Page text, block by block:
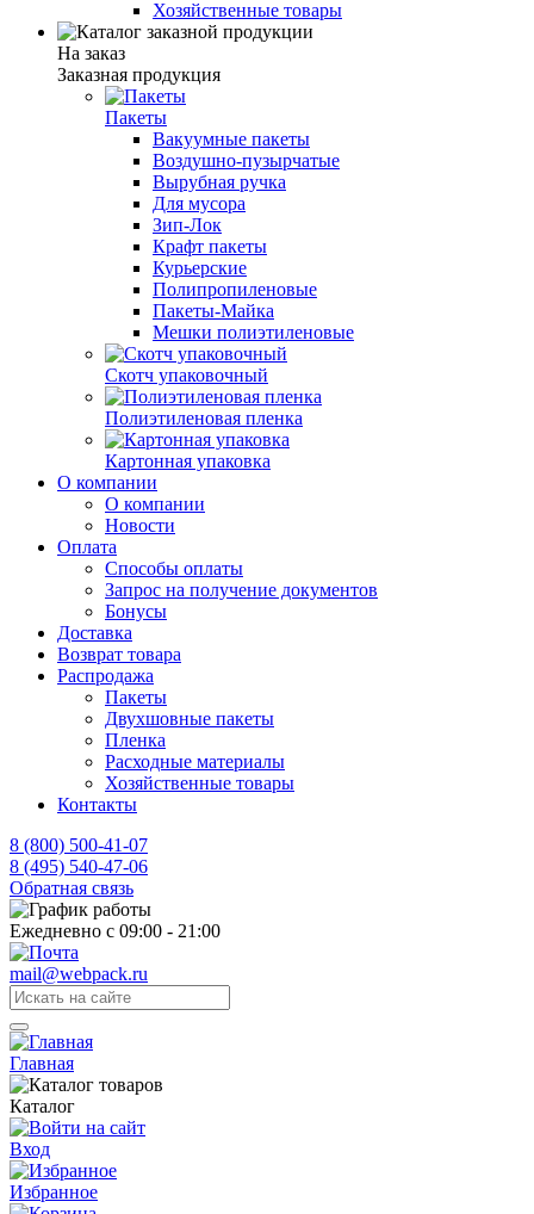
Хозяйственные товары
На заказ
Заказная продукция
Пакеты
Вакуумные пакеты
Воздушно-пузырчатые
Вырубная ручка
Для мусора
Зип-Лок
Крафт пакеты
Курьерские
Полипропиленовые
Пакеты-Майка
Мешки полиэтиленовые
Скотч упаковочный
Полиэтиленовая пленка
Картонная упаковка
О компании
О компании
Новости
Оплата
Способы оплаты
Запрос на получение документов
Бонусы
Доставка
Возврат товара
Распродажа
Пакеты
Двухшовные пакеты
Пленка
Расходные материалы
Хозяйственные товары
Контакты
8 (800) 500-41-07
8 (495) 540-47-06
Обратная связь
Ежедневно с 09:00 - 21:00
mail@webpack.ru
Главная
Каталог
Вход
Избранное